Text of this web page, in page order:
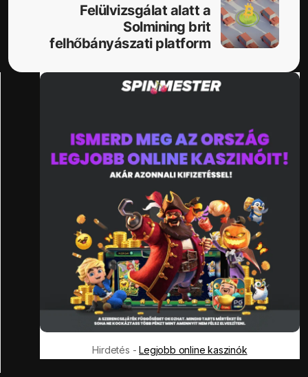
Felülvizsgálat alatt a
Solmining brit
felhőbányászati platform
Hirdetés -Legjobb online kaszinók